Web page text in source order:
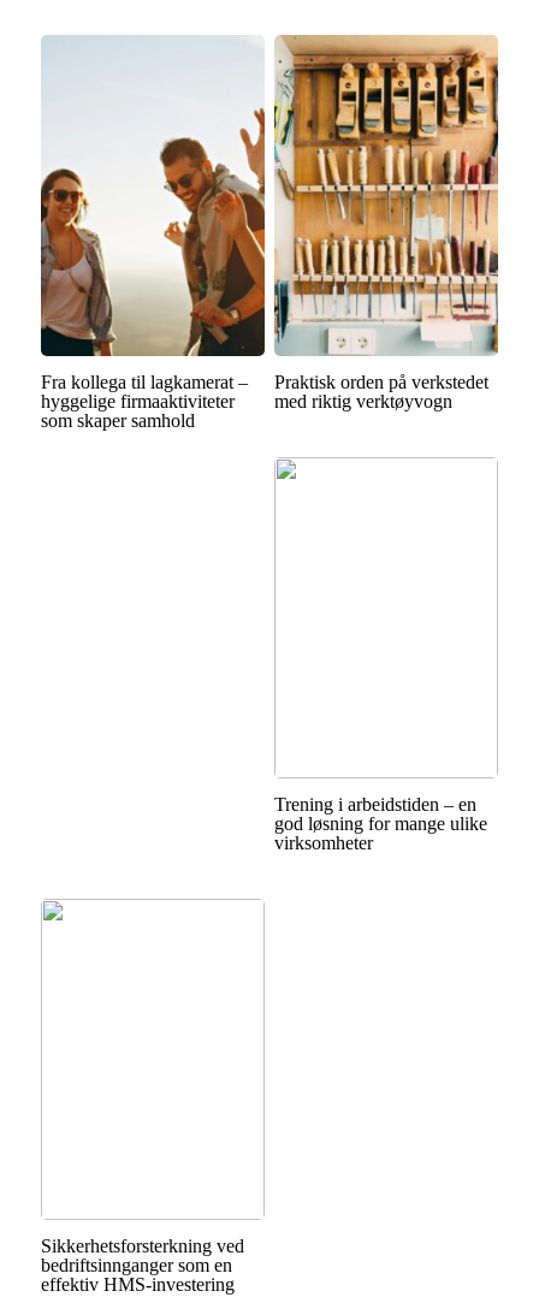
Fra kollega til lagkamerat –
hyggelige firmaaktiviteter
som skaper samhold
Praktisk orden på verkstedet
med riktig verktøyvogn
Trening i arbeidstiden – en
god løsning for mange ulike
virksomheter
Sikkerhetsforsterkning ved
bedriftsinnganger som en
effektiv HMS-investering